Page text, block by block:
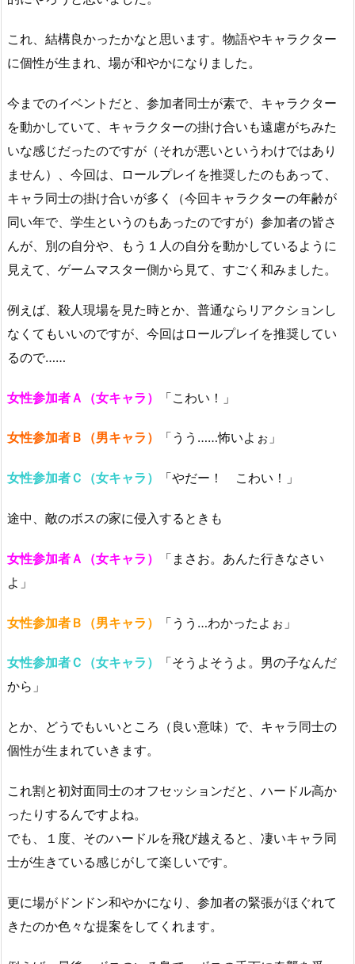
これ、結構良かったかなと思います。物語やキャラクター
に個性が生まれ、場が和やかになりました。
今までのイベントだと、参加者同士が素で、キャラクター
を動かしていて、キャラクターの掛け合いも遠慮がちみた
いな感じだったのですが（それが悪いというわけではあり
ません）、今回は、ロールプレイを推奨したのもあって、
キャラ同士の掛け合いが多く（今回キャラクターの年齢が
同い年で、学生というのもあったのですが）参加者の皆さ
んが、別の自分や、もう１人の自分を動かしているように
見えて、ゲームマスター側から見て、すごく和みました。
例えば、殺人現場を見た時とか、普通ならリアクションし
なくてもいいのですが、今回はロールプレイを推奨してい
るので……
女性参加者Ａ（女キャラ） 「こわい！」
女性参加者Ｂ（男キャラ） 「うう……怖いよぉ」
女性参加者Ｃ（女キャラ） 「やだー！ こわい！」
途中、敵のボスの家に侵入するときも
女性参加者Ａ（女キャラ）
「まさお。あんた行きなさい
よ」
女性参加者Ｂ（男キャラ） 「うう…わかったよぉ」
女性参加者Ｃ（女キャラ）
「そうよそうよ。男の子なんだ
から」
とか、どうでもいいところ（良い意味）で、キャラ同士の
個性が生まれていきます。
これ割と初対面同士のオフセッションだと、ハードル高か
ったりするんですよね。
でも、１度、そのハードルを飛び越えると、凄いキャラ同
士が生きている感じがして楽しいです。
更に場がドンドン和やかになり、参加者の緊張がほぐれて
きたのか色々な提案をしてくれます。